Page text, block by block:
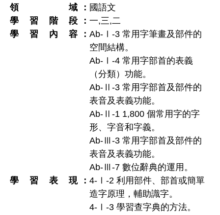
領域
國語文
學習階段
一,三,二
學習內容
Ab-Ⅰ-3 常用字筆畫及部件的
空間結構。
Ab-Ⅰ-4 常用字部首的表義
（分類）功能。
Ab-Ⅱ-3 常用字部首及部件的
表音及表義功能。
Ab-Ⅱ-1 1,800 個常用字的字
形、字音和字義。
Ab-Ⅲ-3 常用字部首及部件的
表音及表義功能。
Ab-Ⅲ-7 數位辭典的運用。
學習表現
4-Ⅰ-2 利用部件、部首或簡單
造字原理，輔助識字。
4-Ⅰ-3 學習查字典的方法。